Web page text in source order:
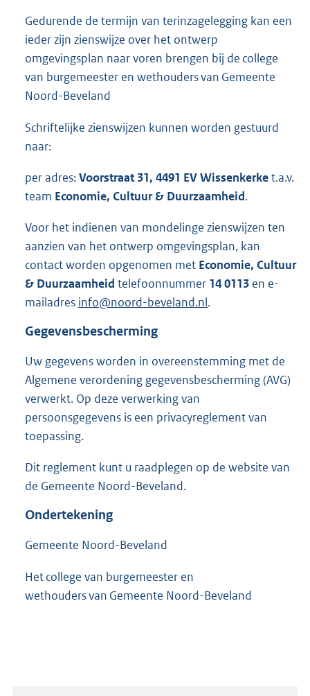
Gedurende de termijn van terinzagelegging kan een
ieder zijn zienswijze over het ontwerp
omgevingsplan naar voren brengen bij de college
van burgemeester en wethouders van Gemeente
Noord-Beveland
Schriftelijke zienswijzen kunnen worden gestuurd
naar:
per adres:Voorstraat 31, 4491 EV Wissenkerket.a.v.
team Economie, Cultuur & Duurzaamheid.
Voor het indienen van mondelinge zienswijzen ten
aanzien van het ontwerp omgevingsplan, kan
contact worden opgenomen met Economie, Cultuur
& Duurzaamheid telefoonnummer 14 0113 en e-
mailadres info@noord-beveland.nl.
Gegevensbescherming
Uw gegevens worden in overeenstemming met de
Algemene verordening gegevensbescherming (AVG)
verwerkt. Op deze verwerking van
persoonsgegevens is een privacyreglement van
toepassing.
Dit reglement kunt u raadplegen op de website van
de Gemeente Noord-Beveland.
Ondertekening
Gemeente Noord-Beveland
Het college van burgemeester en
wethouders van Gemeente Noord-Beveland